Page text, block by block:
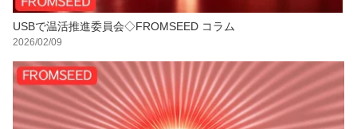
USBで温活推進委員会◇FROMSEED コラム
2026/02/09